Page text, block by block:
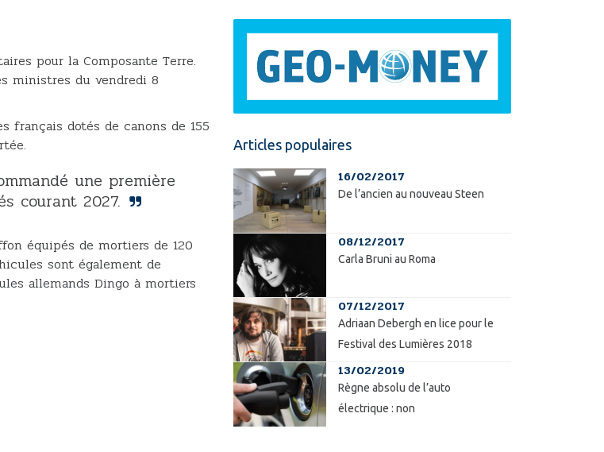
pour la Composante Terre.
ministres du vendredi 8
français dotés de canons de 155
une première
courant 2027.
équipés de mortiers de 120
sont également de
allemands Dingo à mortiers
Articles populaires
16/02/2017
De l’ancien au nouveau Steen
08/12/2017
Carla Bruni au Roma
07/12/2017
Adriaan Debergh en lice pour le
Festival des Lumières 2018
13/02/2019
Règne absolu de l’auto
électrique : non